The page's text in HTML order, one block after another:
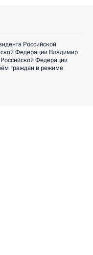
Российской
Федерации Владимир
Федерации
граждан в режиме